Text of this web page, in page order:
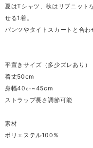
夏はTシャツ、秋はリブニット
せる1着。
パンツやタイトスカートと合わ
平置きサイズ（多少ズレあり）
着丈50cm
身幅40㎝~45cm
ストラップ長さ調節可能
素材
ポリエステル100%